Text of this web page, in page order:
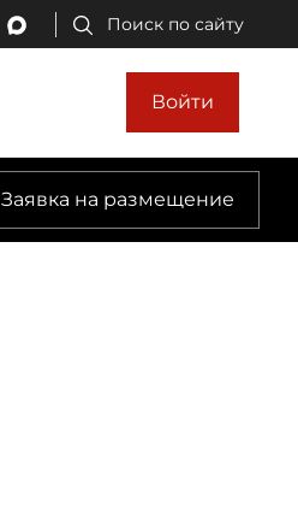
Поиск по сайту
Войти
Заявка на размещение